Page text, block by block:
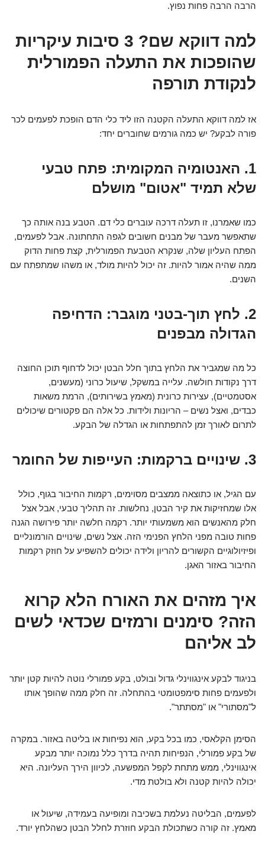
הרבה הרבה פחות נפוץ.
למה דווקא שם? 3 סיבות עיקריות
שהופכות את התעלה הפמורלית
לנקודת תורפה
אז למה דווקא התעלה הקטנה הזו ליד כלי הדם הופכת לפעמים לכר
פורה לבקע? יש כמה גורמים שחוברים יחד:
1. האנטומיה המקומית: פתח טבעי
שלא תמיד "אטום" מושלם
כמו שאמרנו, זו תעלה דרכה עוברים כלי דם. הטבע בנה אותה כך
שתאפשר מעבר של מבנים חשובים לגפה התחתונה. אבל לפעמים,
הפתח העליון שלה, שנקרא הטבעת הפמורלית, קצת פחות הדוק
ממה שהיה אמור להיות. זה יכול להיות מולד, או משהו שמתפתח עם
השנים.
2. לחץ תוך-בטני מוגבר: הדחיפה
הגדולה מבפנים
כל מה שמגביר את הלחץ בתוך חלל הבטן יכול לדחוף תוכן החוצה
דרך נקודות חולשה. עלייה במשקל, שיעול כרוני (מעשנים,
אסטמטיים), עצירות כרונית (מאמץ בשירותים), הרמת משאות
כבדים, ואצל נשים – הריונות ולידות. כל אלה הם פקטורים שיכולים
לתרום לאורך זמן להתפתחות או הגדלה של הבקע.
3. שינויים ברקמות: העייפות של החומר
עם הגיל, או כתוצאה ממצבים מסוימים, רקמות החיבור בגוף, כולל
אלו שמחזיקות את קיר הבטן, נחלשות. זה תהליך טבעי, אבל אצל
חלק מהאנשים הוא משמעותי יותר. רקמה חלשה יותר פירושה הגנה
פחות טובה מפני הלחץ הפנימי הזה. אצל נשים, שינויים הורמונליים
ופיזיולוגיים הקשורים להריון ולידה יכולים להשפיע על חוזק רקמות
החיבור באזור האגן.
איך מזהים את האורח הלא קרוא
הזה? סימנים ורמזים שכדאי לשים
לב אליהם
בניגוד לבקע אינגווינלי גדול ובולט, בקע פמורלי נוטה להיות קטן יותר
ולפעמים פחות סימפטומטי בהתחלה. זה חלק ממה שהופך אותו
ל"מסתורי" או "מסתתר".
הסימן הקלאסי, כמו בכל בקע, הוא נפיחות או בליטה באזור. במקרה
של בקע פמורלי, הנפיחות תהיה בדרך כלל נמוכה יותר מבקע
אינגווינלי, ממש מתחת לקפל המפשעה, לכיוון הירך העליונה. היא
יכולה להיות קטנה ולא בולטת מדי.
לפעמים, הבליטה נעלמת בשכיבה ומופיעה בעמידה, שיעול או
מאמץ. זה קורה כשתכולת הבקע חוזרת לחלל הבטן כשהלחץ יורד.